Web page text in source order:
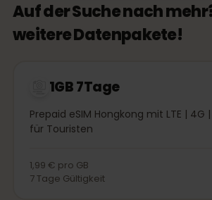
Auf der Suche nach
weitere Datenpakete!
1GB 7Tage
Prepaid eSIM Hongkong mit LTE | 4G
für Touristen
1,99 € pro GB
7Tage Gültigkeit